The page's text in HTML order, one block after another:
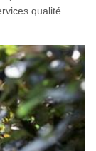
qualité